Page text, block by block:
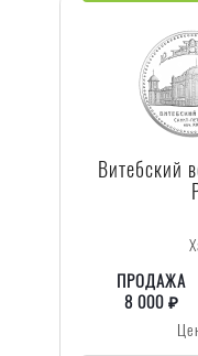
Витебский
ПРОДАЖА
8 000 ₽